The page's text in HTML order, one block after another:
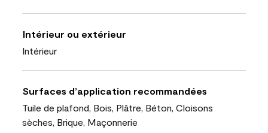
Intérieur ou extérieur
Intérieur
Surfaces d’application recommandées
Tuile de plafond, Bois, Plâtre, Béton, Cloisons
sèches, Brique, Maçonnerie